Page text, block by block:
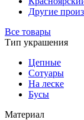
Другие
Все товары
Тип украшения
Цепные
Сотуары
На леске
Бусы
Материал